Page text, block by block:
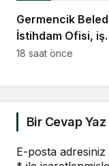
Germencik
İstihdam Ofisi, iş
arayanlarla
18 saat önce
Bir Cevap Yaz
E-posta adresiniz